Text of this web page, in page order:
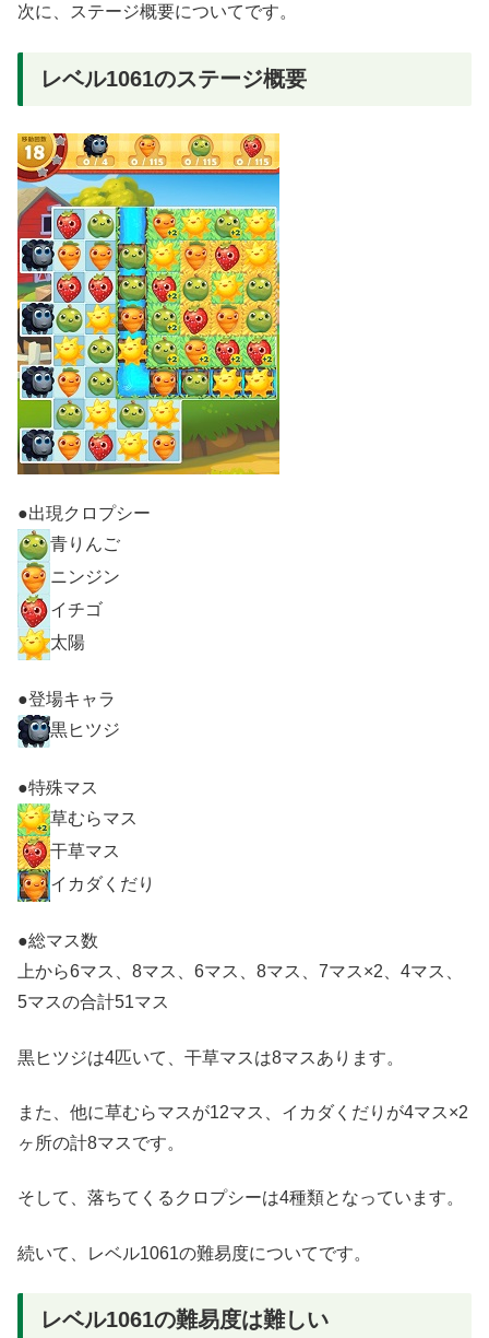
次に、ステージ概要についてです。
レベル1061のステージ概要
●出現クロプシー
青りんご
ニンジン
イチゴ
太陽
●登場キャラ
黒ヒツジ
●特殊マス
草むらマス
干草マス
イカダくだり
●総マス数
上から6マス、8マス、6マス、8マス、7マス×2、4マス、
5マスの合計51マス
黒ヒツジは4匹いて、干草マスは8マスあります。
また、他に草むらマスが12マス、イカダくだりが4マス×2
ヶ所の計8マスです。
そして、落ちてくるクロプシーは4種類となっています。
続いて、レベル1061の難易度についてです。
レベル1061の難易度は難しい